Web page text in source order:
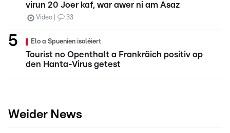
virun 20 Joer kaf, war awer ni am Asaz
Video 33
Elo a Spuenien isoléiert
Tourist no Openthalt a Frankräich positiv op
den Hanta-Virus getest
Weider News